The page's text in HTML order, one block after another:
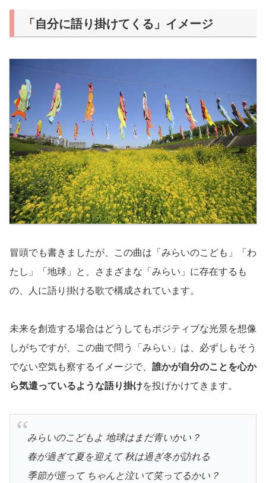
「自分に語り掛けてくる」イメージ
冒頭でも書きましたが、この曲は「みらいのこども」「わ
たし」「地球」と、さまざまな「みらい」に存在するも
の、人に語り掛ける歌で構成されています。
未来を創造する場合はどうしてもポジティブな光景を想像
しがちですが、この曲で問う「みらい」は、必ずしもそう
でない空気も察するイメージで、 誰かが自分のことを心か
ら気遣っているような語り掛けを投げかけてきます。
みらいのこどもよ 地球はまだ青いかい？
春が過ぎて夏を迎えて 秋は過ぎ冬が訪れる
季節が巡って ちゃんと泣いて笑ってるかい？